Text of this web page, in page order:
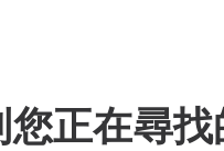
您正在尋